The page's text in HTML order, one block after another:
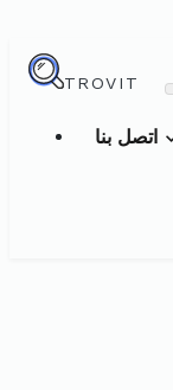
TROVIT